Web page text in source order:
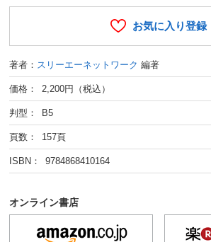
お気に入り登録
著者： スリーエーネットワーク 編著
価格： 2,200円（税込）
判型： B5
頁数： 157頁
ISBN： 9784868410164
オンライン書店